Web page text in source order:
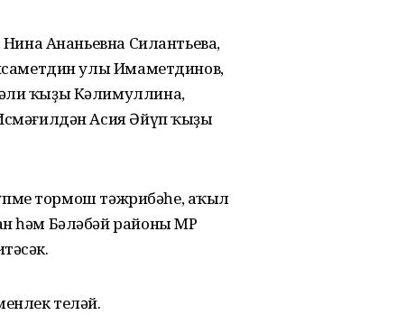
Ананьевна Силантьева,
улы Имаметдинов,
ҡыҙы Кәлимуллина,
Асия Әйүп ҡыҙы
тормош тәжрибәһе, аҡыл
һәм Бәләбәй районы МР
теләй.